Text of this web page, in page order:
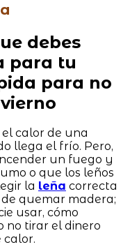
debes
para tu
para no
calor de una
llega el frío. Pero,
un fuego y
o que los leños
la leña correcta
quemar madera;
usar, cómo
no tirar el dinero